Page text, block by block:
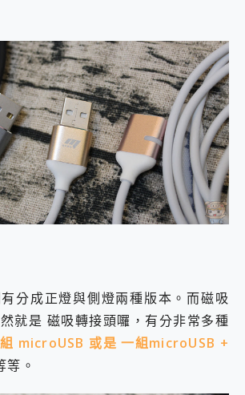
分成正燈與側燈兩種版本。而磁吸
就是 磁吸轉接頭囉，有分非常多種
microUSB 或是 一組microUSB +
等。